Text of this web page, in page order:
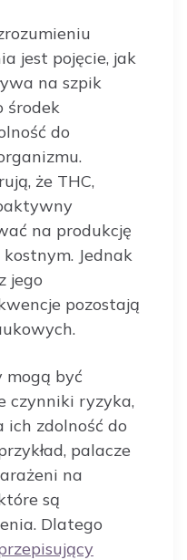
jest pojęcie, jak
na szpik
środek
do
że THC,
na produkcję
Jednak
jego
pozostają
mogą być
czynniki ryzyka,
ich zdolność do
palacze
na
są
Dlatego